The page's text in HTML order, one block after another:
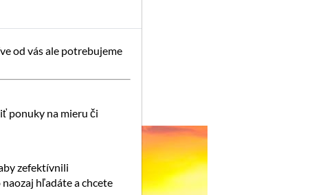
od vás ale potrebujeme
ponuky na mieru či
zefektívnili
hľadáte a chcete